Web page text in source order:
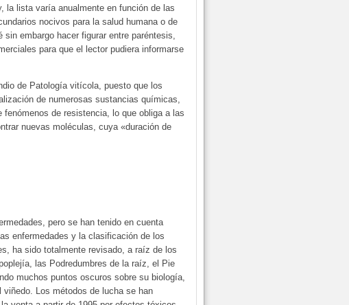
la lista varía anualmente en función de las
nocivos para la salud humana o de
embargo hacer figurar entre paréntesis,
para que el lector pudiera informarse
de Patología vitícola, puesto que los
de numerosas sustancias químicas,
de resistencia, lo que obliga a las
nuevas moléculas, cuya «duración de
pero se han tenido en cuenta
enfermedades y la clasificación de los
ha sido totalmente revisado, a raíz de los
las Podredumbres de la raíz, el Pie
muchos puntos oscuros sobre su biología,
Los métodos de lucha se han